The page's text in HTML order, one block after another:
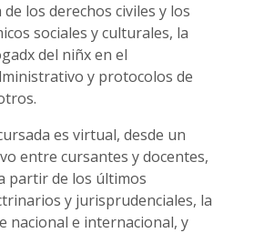
los derechos civiles y los
sociales y culturales, la
del niñx en el
y protocolos de
es virtual, desde un
entre cursantes y docentes,
partir de los últimos
y jurisprudenciales, la
nacional e internacional, y